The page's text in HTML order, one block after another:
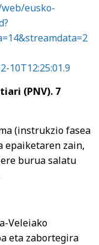
eusko-
10T12:25:01.9
(PNV). 7
(instrukzio fasea
epaiketaren zain,
burua salatu
Veleiako
eta zabortegira